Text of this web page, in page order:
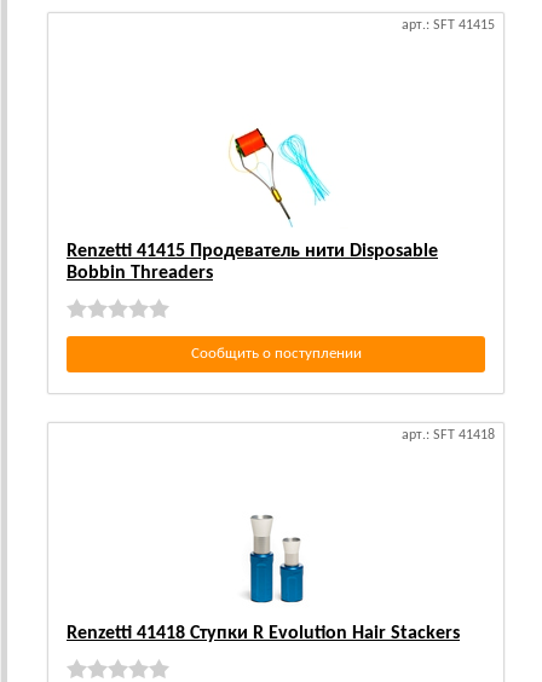
арт.: SFT 41415
Renzetti 41415 Продеватель нити Disposable
Bobbin Threaders
Сообщить о поступлении
арт.: SFT 41418
Renzetti 41418 Ступки R Evolution Hair Stackers